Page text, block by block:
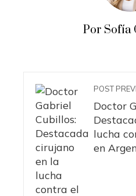
Por Sofía
POST
Doctor
lucha
en